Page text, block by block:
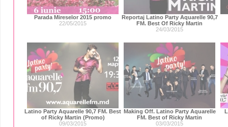
Parada Mireselor 2015 promo
22/05/2015
Reportaj Latino Party Aquarelle 90,7
FM. Best Of Ricky Martin
24/03/2015
Latino Party Aquarelle 90,7 FM. Best
of Ricky Martin (Promo)
09/03/2015
Making Off. Latino Party Aquarelle
FM. Best of Ricky Martin
03/03/2015